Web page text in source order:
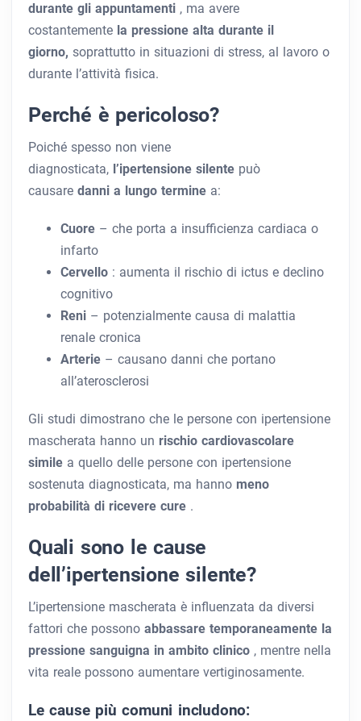
durante gli appuntamenti , ma avere
costantemente la pressione alta durante il
giorno, soprattutto in situazioni di stress, al lavoro o
durante l’attività fisica.
Perché è pericoloso?
Poiché spesso non viene
diagnosticata, l’ipertensione silente può
causare danni a lungo termine a:
Cuore – che porta a insufficienza cardiaca o
infarto
Cervello : aumenta il rischio di ictus e declino
cognitivo
Reni – potenzialmente causa di malattia
renale cronica
Arterie – causano danni che portano
all’aterosclerosi
Gli studi dimostrano che le persone con ipertensione
mascherata hanno un rischio cardiovascolare
simile a quello delle persone con ipertensione
sostenuta diagnosticata, ma hanno meno
probabilità di ricevere cure .
Quali sono le cause
dell’ipertensione silente?
L’ipertensione mascherata è influenzata da diversi
fattori che possono abbassare temporaneamente la
pressione sanguigna in ambito clinico , mentre nella
vita reale possono aumentare vertiginosamente.
Le cause più comuni includono: